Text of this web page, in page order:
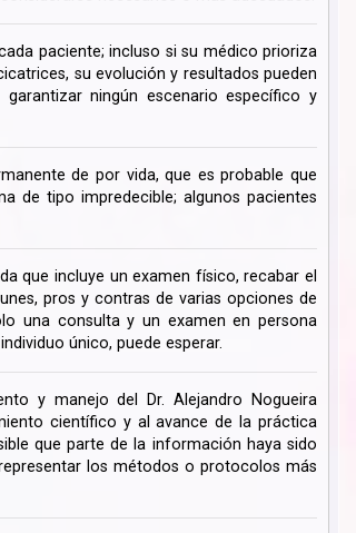
paciente; incluso si su médico prioriza
su evolución y resultados pueden
ningún escenario específico y
de por vida, que es probable que
de tipo impredecible; algunos pacientes
que incluye un examen físico, recabar el
pros y contras de varias opciones de
una consulta y un examen en persona
único, puede esperar.
y manejo del Dr. Alejandro Nogueira
científico y al avance de la práctica
que parte de la información haya sido
los métodos o protocolos más